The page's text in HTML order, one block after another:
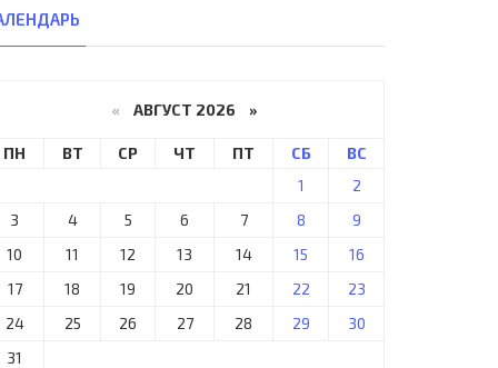
« АВГУСТ 2026 »
ПН ВТ СР ЧТ ПТ СБ
ВС
1
2
3
4 5 6 7 8
9
10
11 12 13 14 15
16
17
18 19 20 21 22
23
24
25 26 27 28 29
30
31